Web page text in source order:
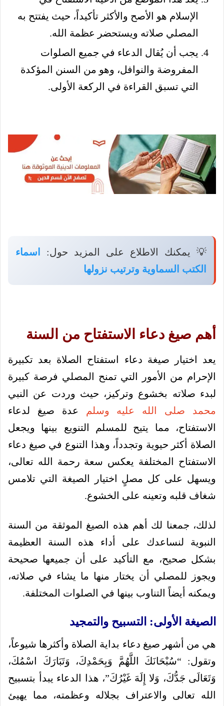
الإسلام هو الأصح والأكثر تأكيداً، حيث يفتتح به
المصلي صلاته ويستحضر عظمة الله.
يجب أن يُقال الدعاء في جميع الصلوات
المفروضة والنوافل، وهو من السنن المؤكدة
التي تسبق القراءة في الركعة الأولى.
💡 يمكنك الاطلاع على المزيد حول:
اسماء
الكتب السماوية وترتيب نزولها
أهم صيغ دعاء الاستفتاح من السنة
يعد اختيار صيغة دعاء استفتاح الصلاة بعد تكبيرة
الإحرام من الأمور التي تمنح المصلي فرصة كبيرة
لبدء صلاته بخشوع وتركيز، حيث وردت عن النبي
محمد صلى الله عليه وسلم
عدة صيغ لدعاء
الاستفتاح، مما يتيح للمسلم التنويع بينها ويجعل
الصلاة أكثر حيوية وتجدداً، وهذا التنوع في صيغ دعاء
الاستفتاح المختلفة يعكس سعة رحمة الله تعالى،
ويسهل على كل مصلٍ اختيار الصيغة التي تلامس
شغاف قلبه وتعينه على الخشوع.
لذلك، جمعنا لك أهم هذه الصيغ الموثقة من السنة
النبوية لنساعدك على أداء هذه السنة العظيمة
بشكل صحيح، مع التأكيد على أن جميعها صحيحة
ويجوز للمصلي أن يختار منها ما يشاء في صلاته،
ويمكنه أيضاً التناوب بينها في الصلوات المختلفة.
الصيغة الأولى: التسبيح والتمجيد
هي من أشهر صيغ دعاء بداية الصلاة وأكثرها شيوعاً،
وتقول: “سُبْحَانَكَ اللَّهُمَّ وَبِحَمْدِكَ، وَتَبَارَكَ اسْمُكَ،
وَتَعَالَى جَدُّكَ، وَلا إِلَهَ غَيْرُكَ”، هذا الدعاء يبدأ بتسبيح
الله تعالى والاعتراف بجلاله وعظمته، مما يهيئ